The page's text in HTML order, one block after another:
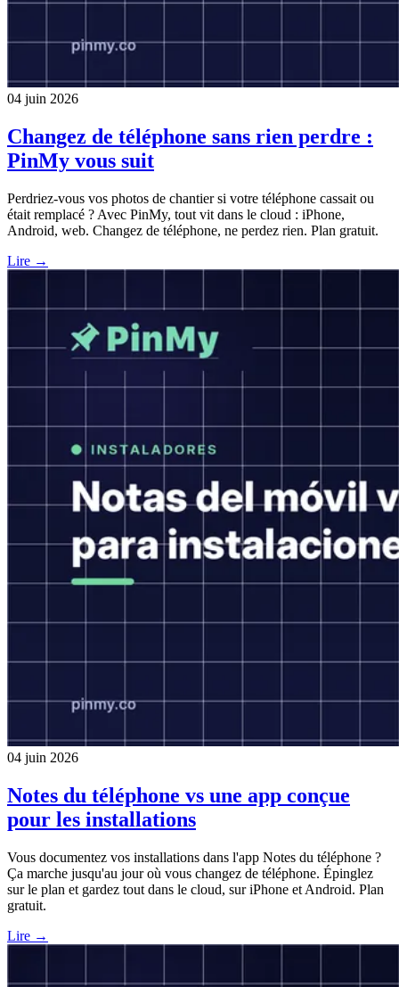
04 juin 2026
Changez de téléphone sans rien perdre :
PinMy vous suit
Perdriez-vous vos photos de chantier si votre téléphone cassait ou
était remplacé ? Avec PinMy, tout vit dans le cloud : iPhone,
Android, web. Changez de téléphone, ne perdez rien. Plan gratuit.
Lire →
04 juin 2026
Notes du téléphone vs une app conçue
pour les installations
Vous documentez vos installations dans l'app Notes du téléphone ?
Ça marche jusqu'au jour où vous changez de téléphone. Épinglez
sur le plan et gardez tout dans le cloud, sur iPhone et Android. Plan
gratuit.
Lire →